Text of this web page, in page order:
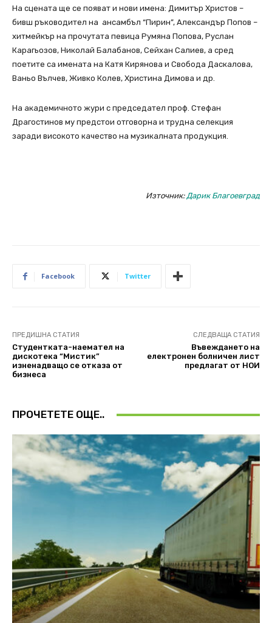
На сцената ще се появат и нови имена: Димитър Христов –
бивш ръководител на ансамбъл “Пирин”, Александър Попов –
хитмейкър на прочутата певица Румяна Попова, Руслан
Карагьозов, Николай Балабанов, Сейхан Салиев, а сред
поетите са имената на Катя Кирянова и Свобода Даскалова,
Ваньо Вълчев, Живко Колев, Христина Димова и др.
На академичното жури с председател проф. Стефан
Драгостинов му предстои отговорна и трудна селекция
заради високото качество на музикалната продукция.
Източник:Дарик Благоевград
Facebook Twitter
ПРЕДИШНА СТАТИЯ
Студентката-наемател на
дискотека “Мистик”
изненадващо се отказа от
бизнеса
СЛЕДВАЩА СТАТИЯ
Въвеждането на
електронен болничен лист
предлагат от НОИ
ПРОЧЕТЕТЕ ОЩЕ..